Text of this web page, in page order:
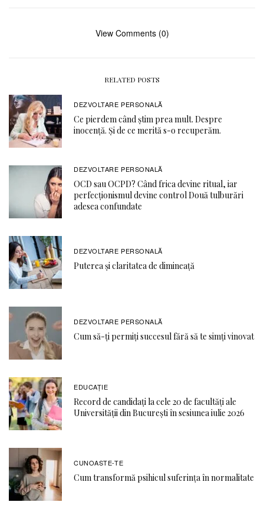
View Comments (0)
RELATED POSTS
DEZVOLTARE PERSONALĂ
Ce pierdem când știm prea mult. Despre
inocență. Și de ce merită s-o recuperăm.
DEZVOLTARE PERSONALĂ
OCD sau OCPD? Când frica devine ritual, iar
perfecționismul devine control Două tulburări
adesea confundate
DEZVOLTARE PERSONALĂ
Puterea și claritatea de dimineață
DEZVOLTARE PERSONALĂ
Cum să-ți permiți succesul fără să te simți vinovat
EDUCAŢIE
Record de candidați la cele 20 de facultăți ale
Universității din București în sesiunea iulie 2026
CUNOASTE-TE
Cum transformă psihicul suferința în normalitate